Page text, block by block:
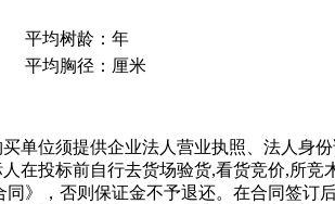
平均树龄：年
平均胸径：厘米
单位须提供企业法人营业执照、法人身
在投标前自行去货场验货,看货竞价,所
》，否则保证金不予退还。在合同签